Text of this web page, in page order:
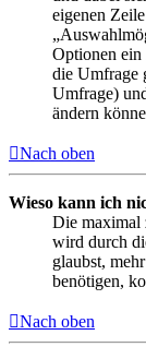
eigenen
Optionen
die Umfrage
Umfrage)
ändern
Nach oben
Wieso kann ich
Die maximal
wird durch
glaubst,
benötigen,
Nach oben